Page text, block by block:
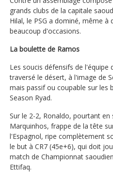
grands clubs de la capitale
Hilal, le PSG a dominé, même à
beaucoup d'occasions.
La boulette de Ramos
Les soucis défensifs de l'équipe
traversé le désert, à l'image de
mais passif ou coupable sur les
Season Ryad.
Sur le 2-2, Ronaldo, pourtant
Marquinhos, frappe de la tête
l'Espagnol, ripe complètement
le but à CR7 (45e+6), qui doit
match de Championnat
Ettifaq.